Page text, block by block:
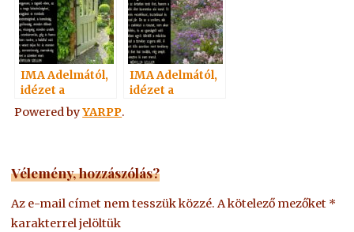
IMA Adelmától,
idézet a
Névtelen
Szellemtől 8.
IMA Adelmától,
idézet a
Powered byYARPP.
Vélemény, hozzászólás?
Az e-mail címet nem tesszük közzé. A kötelező mezőket *
karakterrel jelöltük